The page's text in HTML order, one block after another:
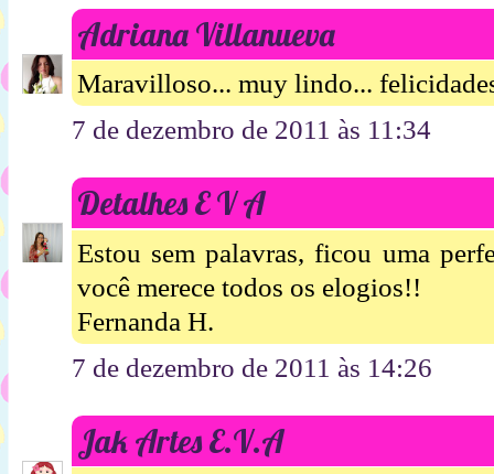
Adriana Villanueva
Maravilloso... muy lindo...
7 de dezembro de 2011 às 11:34
Detalhes E V A
Estou sem palavras, ficou uma
você merece todos os elogios!!
Fernanda H.
7 de dezembro de 2011 às 14:26
Jak Artes E.V.A